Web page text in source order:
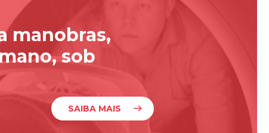
manobras,
sob
SAIBA MAIS